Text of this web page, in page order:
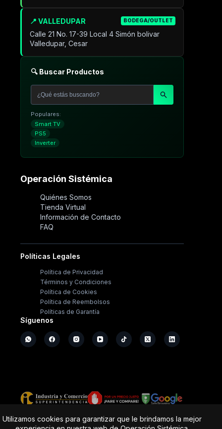
Utilizamos cookies para garantizar que le brindamos la mejor
📍 VALLEDUPAR BODEGA/OUTLET
Calle 21 No. 17-39 Local 4 Simón bolivar
Valledupar, Cesar
🔍 Buscar Productos
Populares:
Smart TV
PS5
Inverter
Operación Sistémica
Quiénes Somos
Tienda Virtual
Información de Contacto
FAQ
Políticas Legales
Política de Privacidad
Términos y Condiciones
Política de Cookies
Política de Reembolsos
Políticas de Garantía
Síguenos
Copyright © - Operación Sistémica